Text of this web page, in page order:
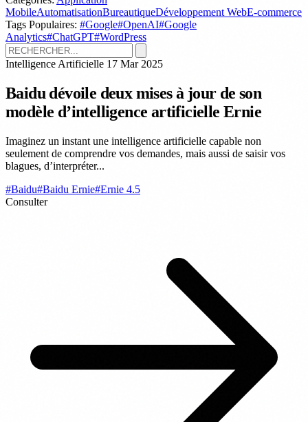
MobileAutomatisationBureautiqueDéveloppement WebE-commerce
Tags Populaires: #Google#OpenAI#Google
Analytics#ChatGPT#WordPress
Intelligence Artificielle 17 Mar 2025
Baidu dévoile deux mises à jour de son
modèle d’intelligence artificielle Ernie
Imaginez un instant une intelligence artificielle capable non
seulement de comprendre vos demandes, mais aussi de saisir vos
blagues, d’interpréter...
#Baidu#Baidu Ernie#Ernie 4.5
Consulter